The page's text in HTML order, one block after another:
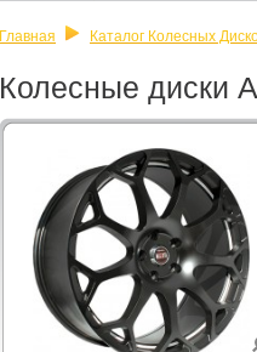
Главная Каталог Колесных
Колесные диски